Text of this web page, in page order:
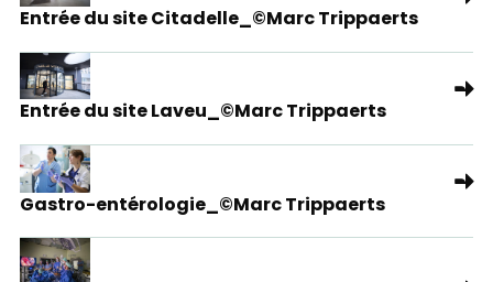
Entrée du site Citadelle_©Marc Trippaerts
Entrée du site Laveu_©Marc Trippaerts
Gastro-entérologie_©Marc Trippaerts